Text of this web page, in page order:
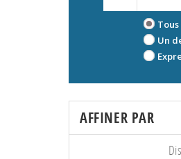
Un
AFFINER PAR